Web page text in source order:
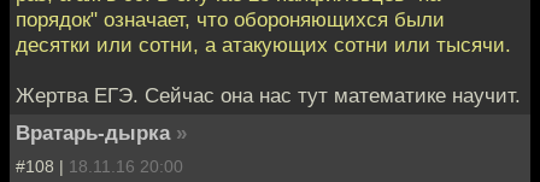
порядок" означает, что обороняющихся были
десятки или сотни, а атакующих сотни или тысячи.
Жертва ЕГЭ. Сейчас она нас тут математике научит.
Вратарь-дырка »
#108 | 18.11.16 20:00